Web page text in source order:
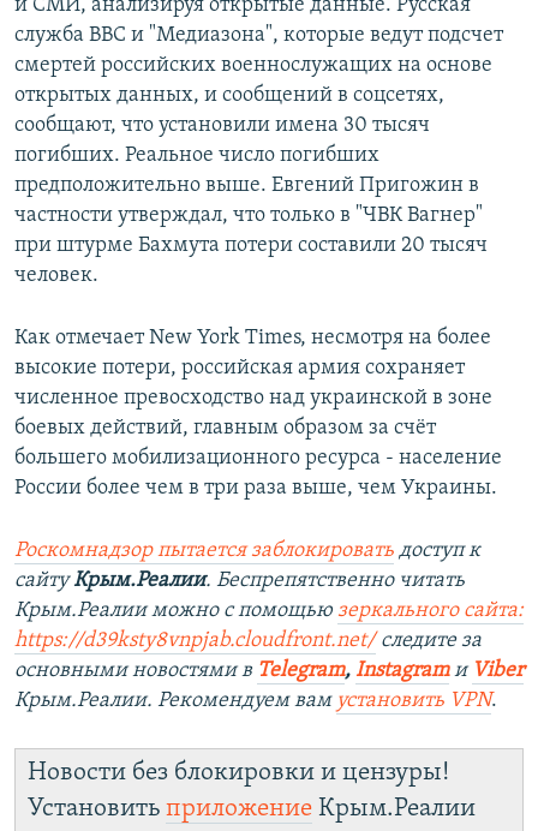
и СМИ, анализируя открытые данные. Русская
служба BBC и "Медиазона", которые ведут подсчет
смертей российских военнослужащих на основе
открытых данных, и сообщений в соцсетях,
сообщают, что установили имена 30 тысяч
погибших. Реальное число погибших
предположительно выше. Евгений Пригожин в
частности утверждал, что только в "ЧВК Вагнер"
при штурме Бахмута потери составили 20 тысяч
человек.
Как отмечает New York Times, несмотря на более
высокие потери, российская армия сохраняет
численное превосходство над украинской в зоне
боевых действий, главным образом за счёт
большего мобилизационного ресурса - население
России более чем в три раза выше, чем Украины.
Роскомнадзор пытается заблокировать доступ к
сайтуКрым.Реалии. Беспрепятственно читать
Крым.Реалии можно с помощью зеркального сайта:
https://d39ksty8vnpjab.cloudfront.net/следите за
основными новостями в Telegram, Instagramи Viber
Крым.Реалии. Рекомендуем вам установить VPN.
Новости без блокировки и цензуры!
Установить приложение Крым.Реалии